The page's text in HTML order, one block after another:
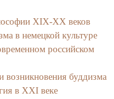
XIX-XX веков
в немецкой культуре
российском
буддизма
в XXI веке